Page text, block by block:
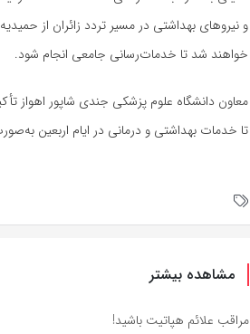
و نیروهای بهداشتی در مسیر تردد زائران از
خواهند شد تا خدمات‌رسانی جامعی انجام شود.
معاون دانشگاه علوم پزشکی جندی شاپور اهواز
تا خدمات بهداشتی و درمانی در ایام اربعین
مشاهده بیشتر
مراقب علائم هپاتیت باشید!